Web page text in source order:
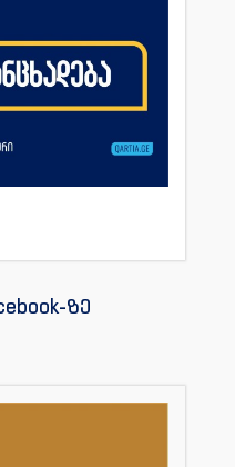
ზე